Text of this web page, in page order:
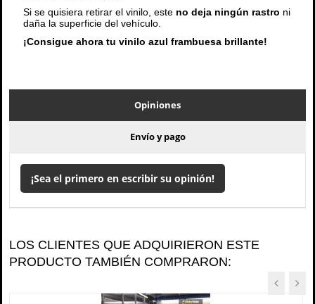
Si se quisiera retirar el vinilo, este no deja ningún rastro ni
daña la superficie del vehículo.
¡Consigue ahora tu vinilo azul frambuesa brillante!
Opiniones
Envío y pago
¡Sea el primero en escribir su opinión!
LOS CLIENTES QUE ADQUIRIERON ESTE
PRODUCTO TAMBIÉN COMPRARON: